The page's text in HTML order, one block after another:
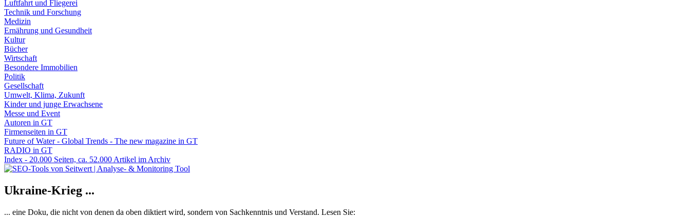
Luftfahrt und Fliegerei
Technik und Forschung
Medizin
Ernährung und Gesundheit
Kultur
Bücher
Wirtschaft
Besondere Immobilien
Politik
Gesellschaft
Umwelt, Klima, Zukunft
Kinder und junge Erwachsene
Messe und Event
Autoren in GT
Firmenseiten in GT
Future of Water - Global Trends - The new magazine in GT
RADIO in GT
Index - 20.000 Seiten, ca. 52.000 Artikel im Archiv
Ukraine-Krieg ...
... eine Doku, die nicht von denen da oben diktiert wird, sondern von Sachkenntnis und Verstand. Lesen Sie: